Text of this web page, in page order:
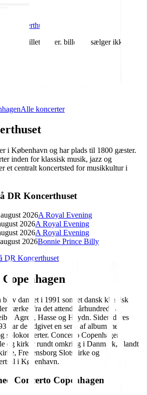
Koncerthuset
billetsælger. billet.dk sælger ikke
Alle koncerter
i København og har plads til 1800 gæster.
inden for klassisk musik, jazz og
et centralt koncertsted for musikkultur i
DR Koncerthuset
2026A Royal Evening
2026A Royal Evening
2026A Royal Evening
2026Bonnie Prince Billy
DR Koncerthuset
dannet i 1991 som et dansk klassisk
værker fra det attende århundrede af
Agrell, Hasse og Haydn. Siden deres
har de udgivet en serie af album med
solokonserter. Concerto Copenhagen
og kirker rundt omkring i Danmark, blandt
Fredensborg Slotskirke og
i København.
Concerto Copenhagen